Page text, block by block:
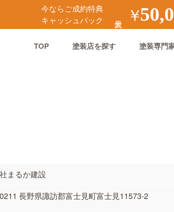
今ならご成約特典
キャッシュバック
￥
TOP 塗装店を探す 塗装専門
まるか建設
長野県諏訪郡富士見町富士見11573-2